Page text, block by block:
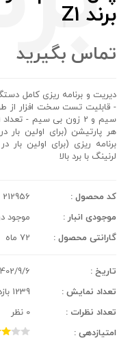
برند Z1
تماس بگيريد
دیریت و برنامه ریزی کامل
برنامه ریزی (برای اولین
لرنینگ با برد بالا
کد محصول :
212956
موجودی انبار :
موجود
گارانتی محصول :
72 ماه
تاریخ :
9/6
تعداد نمایش :
1239 بازدید
تعداد نظرات :
0 نظر
امتیازدهی :